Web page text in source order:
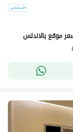
موقع بالاندلس